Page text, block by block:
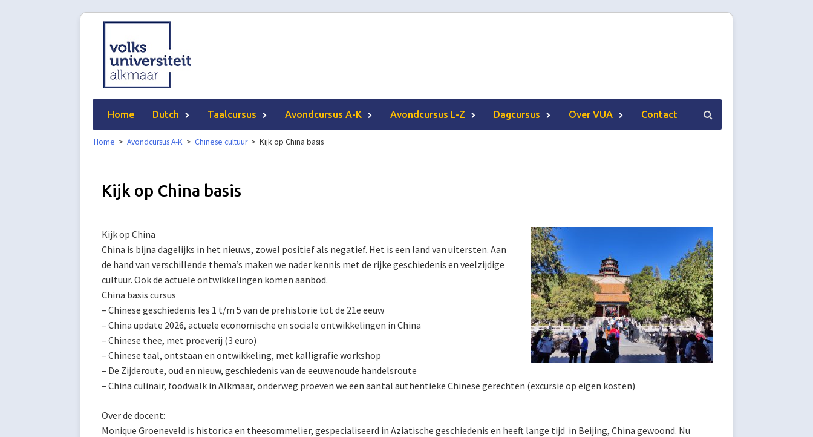
Skip
content
Home Dutch Taalcursus Avondcursus A-K Avondcursus L-Z Dagcursus Over VUA Contact
Home > Avondcursus A-K > Chinese cultuur> Kijk op China basis
Kijk op China basis
Kijk op China
China is bijna dagelijks in het nieuws, zowel positief als negatief. Het is een land van uitersten. Aan
de hand van verschillende thema’s maken we nader kennis met de rijke geschiedenis en veelzijdige
cultuur. Ook de actuele ontwikkelingen komen aanbod.
China basis cursus
– Chinese geschiedenis les 1 t/m 5 van de prehistorie tot de 21e eeuw
– China update 2026, actuele economische en sociale ontwikkelingen in China
– Chinese thee, met proeverij (3 euro)
– Chinese taal, ontstaan en ontwikkeling, met kalligrafie workshop
– De Zijderoute, oud en nieuw, geschiedenis van de eeuwenoude handelsroute
– China culinair, foodwalk in Alkmaar, onderweg proeven we een aantal authentieke Chinese gerechten (excursie op eigen kosten)
Over de docent:
Monique Groeneveld is historica en theesommelier, gespecialiseerd in Aziatische geschiedenis en heeft lange tijd in Beijing, China gewoond. Nu